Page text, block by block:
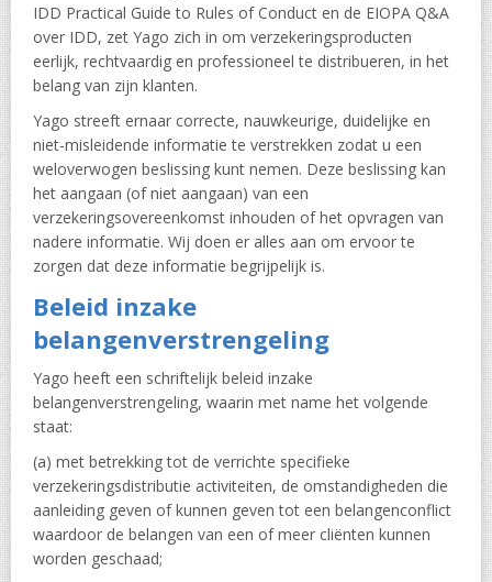
IDD Practical Guide to Rules of Conduct en de EIOPA Q&A
over IDD, zet Yago zich in om verzekeringsproducten
eerlijk, rechtvaardig en professioneel te distribueren, in het
belang van zijn klanten.
Yago streeft ernaar correcte, nauwkeurige, duidelijke en
niet-misleidende informatie te verstrekken zodat u een
weloverwogen beslissing kunt nemen. Deze beslissing kan
het aangaan (of niet aangaan) van een
verzekeringsovereenkomst inhouden of het opvragen van
nadere informatie. Wij doen er alles aan om ervoor te
zorgen dat deze informatie begrijpelijk is.
Beleid inzake
belangenverstrengeling
Yago heeft een schriftelijk beleid inzake
belangenverstrengeling, waarin met name het volgende
staat:
(a) met betrekking tot de verrichte specifieke
verzekeringsdistributie activiteiten, de omstandigheden die
aanleiding geven of kunnen geven tot een belangenconflict
waardoor de belangen van een of meer cliënten kunnen
worden geschaad;